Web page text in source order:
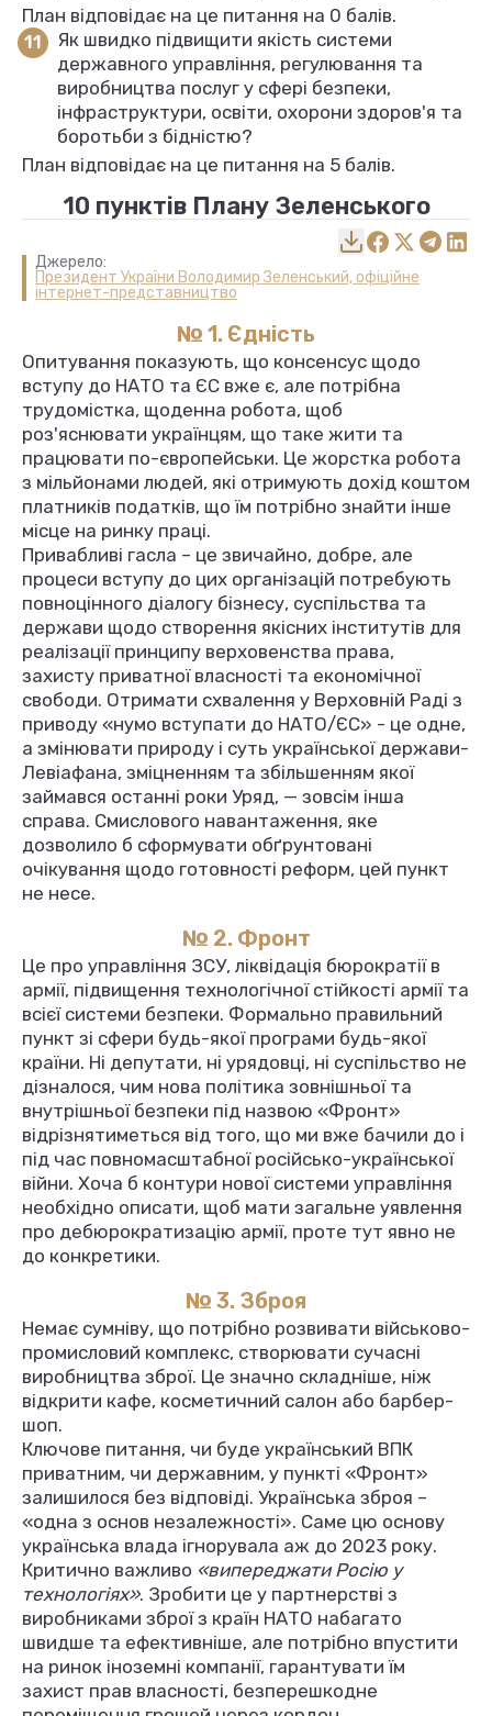
План відповідає на це питання на 0 балів.
Як швидко підвищити якість системи
державного управління, регулювання та
виробництва послуг у сфері безпеки,
інфраструктури, освіти, охорони здоров'я та
боротьби з бідністю?
План відповідає на це питання на 5 балів.
10 пунктів Плану Зеленського
Джерело:
Президент України Володимир Зеленський, офіційне
інтернет-представництво
№ 1. Єдність
Опитування показують, що консенсус щодо
вступу до НАТО та ЄС вже є, але потрібна
трудомістка, щоденна робота, щоб
роз'яснювати українцям, що таке жити та
працювати по-європейськи. Це жорстка робота
з мільйонами людей, які отримують дохід коштом
платників податків, що їм потрібно знайти інше
місце на ринку праці.
Привабливі гасла – це звичайно, добре, але
процеси вступу до цих організацій потребують
повноцінного діалогу бізнесу, суспільства та
держави щодо створення якісних інститутів для
реалізації принципу верховенства права,
захисту приватної власності та економічної
свободи. Отримати схвалення у Верховній Раді з
приводу «нумо вступати до НАТО/ЄС» - це одне,
а змінювати природу і суть української держави-
Левіафана, зміцненням та збільшенням якої
займався останні роки Уряд, — зовсім інша
справа. Смислового навантаження, яке
дозволило б сформувати обґрунтовані
очікування щодо готовності реформ, цей пункт
не несе.
№ 2. Фронт
Це про управління ЗСУ, ліквідація бюрократії в
армії, підвищення технологічної стійкості армії та
всієї системи безпеки. Формально правильний
пункт зі сфери будь-якої програми будь-якої
країни. Ні депутати, ні урядовці, ні суспільство не
дізналося, чим нова політика зовнішньої та
внутрішньої безпеки під назвою «Фронт»
відрізнятиметься від того, що ми вже бачили до і
під час повномасштабної російсько-української
війни. Хоча б контури нової системи управління
необхідно описати, щоб мати загальне уявлення
про дебюрократизацію армії, проте тут явно не
до конкретики.
№ 3. Зброя
Немає сумніву, що потрібно розвивати військово-
промисловий комплекс, створювати сучасні
виробництва зброї. Це значно складніше, ніж
відкрити кафе, косметичний салон або барбер-
шоп.
Ключове питання, чи буде український ВПК
приватним, чи державним, у пункті «Фронт»
залишилося без відповіді. Українська зброя –
«одна з основ незалежності». Саме цю основу
українська влада ігнорувала аж до 2023 року.
Критично важливо «випереджати Росію у
технологіях». Зробити це у партнерстві з
виробниками зброї з країн НАТО набагато
швидше та ефективніше, але потрібно впустити
на ринок іноземні компанії, гарантувати їм
захист прав власності, безперешкодне